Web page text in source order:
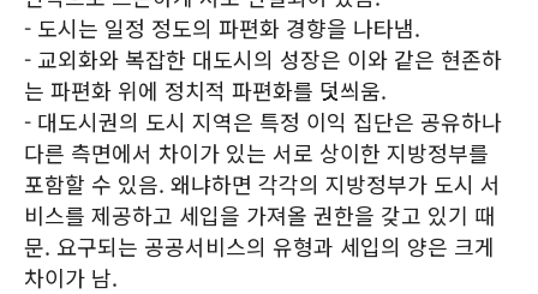
- 도시는 일정 정도의 파편화 경향을 나타냄.
- 교외화와 복잡한 대도시의 성장은 이와 같은 현존하
는 파편화 위에 정치적 파편화를 덧씌움.
- 대도시권의 도시 지역은 특정 이익 집단은 공유하나
다른 측면에서 차이가 있는 서로 상이한 지방정부를
포함할 수 있음. 왜냐하면 각각의 지방정부가 도시 서
비스를 제공하고 세입을 가져올 권한을 갖고 있기 때
문. 요구되는 공공서비스의 유형과 세입의 양은 크게
차이가 남.